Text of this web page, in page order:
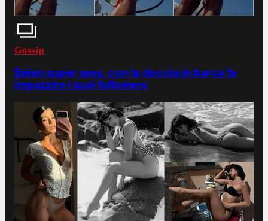
Gossip
Belen super sexy, con la doccia in barca fa
impazzire i suoi followers